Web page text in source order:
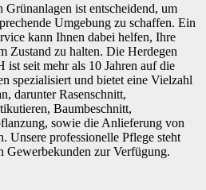
ist entscheidend, um
Umgebung zu schaffen. Ein
kann Ihnen dabei helfen, Ihre
Zustand zu halten. Die Herdegen
ist seit mehr als 10 Jahren auf die
spezialisiert und bietet eine Vielzahl
darunter Rasenschnitt,
Baumbeschnitt,
sowie die Anlieferung von
Unsere professionelle Pflege steht
Gewerbekunden zur Verfügung.